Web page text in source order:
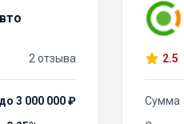
2 отзыва
3 000 000 ₽
2.5
Сумма